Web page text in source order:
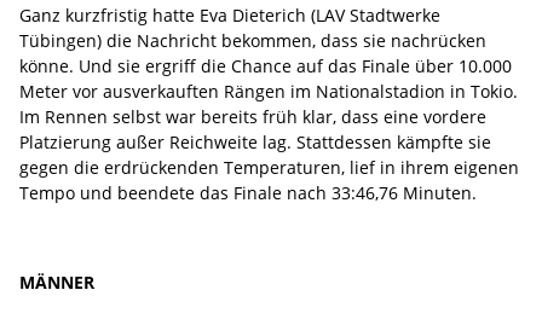
Ganz kurzfristig hatte Eva Dieterich (LAV Stadtwerke
Tübingen) die Nachricht bekommen, dass sie nachrücken
könne. Und sie ergriff die Chance auf das Finale über 10.000
Meter vor ausverkauften Rängen im Nationalstadion in Tokio.
Im Rennen selbst war bereits früh klar, dass eine vordere
Platzierung außer Reichweite lag. Stattdessen kämpfte sie
gegen die erdrückenden Temperaturen, lief in ihrem eigenen
Tempo und beendete das Finale nach 33:46,76 Minuten.
MÄNNER